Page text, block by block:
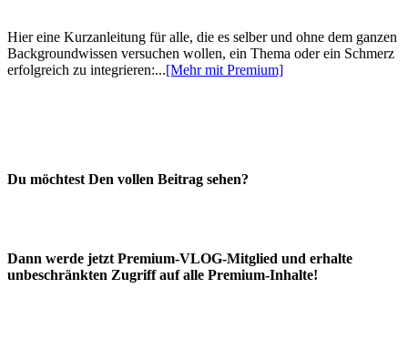
Hier eine Kurzanleitung für alle, die es selber und ohne dem ganzen
Backgroundwissen versuchen wollen, ein Thema oder ein Schmerz
erfolgreich zu integrieren:...[Mehr mit Premium]
Du möchtest Den vollen Beitrag sehen?
Dann werde jetzt Premium-VLOG-Mitglied und erhalte
unbeschränkten Zugriff auf alle Premium-Inhalte!